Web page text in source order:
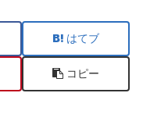
はてブ
コピー